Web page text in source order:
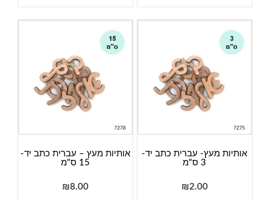
אותיות מעץ- עברית כתב יד-
3 ס"מ
₪2.00
אותיות מעץ – עברית כתב יד-
15 ס"מ
₪8.00